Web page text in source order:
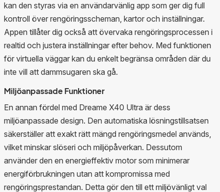
kan den styras via en användarvänlig app som ger dig full
kontroll över rengöringsscheman, kartor och inställningar.
Appen tillåter dig också att övervaka rengöringsprocessen i
realtid och justera inställningar efter behov. Med funktionen
för virtuella väggar kan du enkelt begränsa områden där du
inte vill att dammsugaren ska gå.
Miljöanpassade Funktioner
En annan fördel med Dreame X40 Ultra är dess
miljöanpassade design. Den automatiska lösningstillsatsen
säkerställer att exakt rätt mängd rengöringsmedel används,
vilket minskar slöseri och miljöpåverkan. Dessutom
använder den en energieffektiv motor som minimerar
energiförbrukningen utan att kompromissa med
rengöringsprestandan. Detta gör den till ett miljövänligt val